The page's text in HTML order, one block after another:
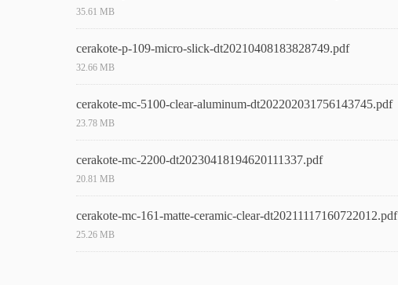
35.61 MB
cerakote-p-109-micro-slick-dt20210408183828749.pdf
32.66 MB
cerakote-mc-5100-clear-aluminum-dt202202031756143745.pdf
23.78 MB
cerakote-mc-2200-dt20230418194620111337.pdf
20.81 MB
cerakote-mc-161-matte-ceramic-clear-dt20211117160722012.pdf
25.26 MB